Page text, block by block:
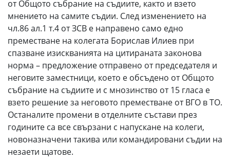
от Общото събрание на съдиите, както и взето
мнението на самите съдии. След изменението на
чл.86 ал.1 т.4 от ЗСВ е направено само едно
преместване на колегата Борислав Илиев при
спазване изискванията на цитираната законова
норма – предложение отправено от председателя и
неговите заместници, което е обсъдено от Общото
събрание на съдиите и с мнозинство от 15 гласа е
взето решение за неговото преместване от ВГО в ТО.
Останалите промени в отделните състави през
годините са все свързани с напускане на колеги,
новоназначени такива или командировани съдии на
незаети щатове.